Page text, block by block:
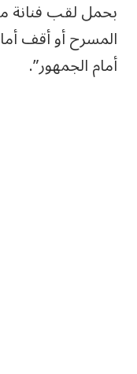
بحمل لقب فنانة
المسرح أو أقف
أمام الجمهور”.